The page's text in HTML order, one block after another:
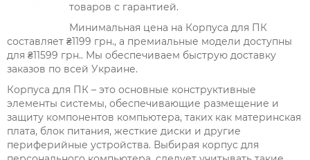
товаров с гарантией.
Минимальная цена на Корпуса для ПК
составляет ₴1199 грн., а премиальные модели доступны
для ₴11599 грн.. Мы обеспечиваем быструю доставку
заказов по всей Украине.
Корпуса для ПК – это основные конструктивные
элементы системы, обеспечивающие размещение и
защиту компонентов компьютера, таких как материнская
плата, блок питания, жесткие диски и другие
периферийные устройства. Выбирая корпус для